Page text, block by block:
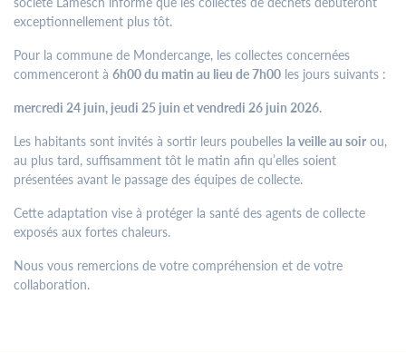
Un rendez-vous en dehors des plages d’ouverture peut être
demandé par email ou par téléphone auprès des services
respectifs.
resteront fermés au public les après-midis.
Contactez-
nous
Tél. +352 55 05 74-1
Fax. +352 57 21 66
Email. commune@mondercange.lu
exceptionnellement plus tôt.
Pour la commune de Mondercange, les collectes concernées
commenceront à 6h00 du matin au lieu de 7h00 les jours suivants :
mercredi 24 juin, jeudi 25 juin et vendredi 26 juin 2026.
Les habitants sont invités à sortir leurs poubelles la veille au soir ou,
au plus tard, suffisamment tôt le matin afin qu’elles soient
présentées avant le passage des équipes de collecte.
Cette adaptation vise à protéger la santé des agents de collecte
exposés aux fortes chaleurs.
Nous vous remercions de votre compréhension et de votre
collaboration.